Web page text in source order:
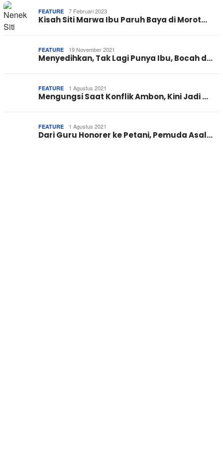
FEATURE 7 Februari 2023
Kisah Siti Marwa Ibu Paruh Baya di Morot…
FEATURE 19 November 2021
Menyedihkan, Tak Lagi Punya Ibu, Bocah d…
FEATURE 1 Agustus 2021
Mengungsi Saat Konflik Ambon, Kini Jadi …
FEATURE 1 Agustus 2021
Dari Guru Honorer ke Petani, Pemuda Asal…